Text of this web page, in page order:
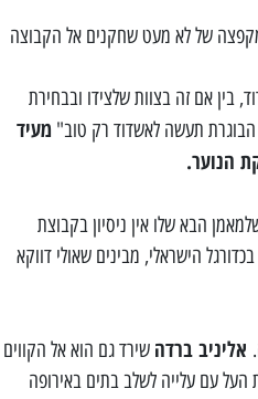
ומקפצה של לא מעט שחקנים אל הקבוצה
בין אם זה בצוות שלצידו ובבחירת
תעשה לאשדוד רק טוב" מעיד
הנוער.
הבא שלו אין ניסיון בקבוצת
הישראלי, מבינים שאולי דווקא
אליניב ברדה שירד גם הוא אל הקווים
עם עלייה לשלב בתים באירופה